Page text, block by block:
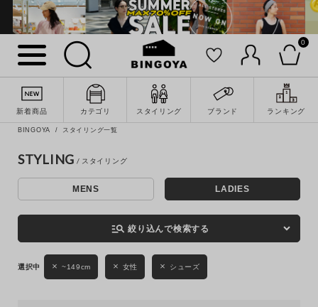
0
新着商品 カテゴリ スタイリング ブランド ランキング
詳細検索
BINGOYA スタイリング一覧
STYLING
MENS LADIES
manage_search 絞り込んで検索する
~149cm 女性 シューズ